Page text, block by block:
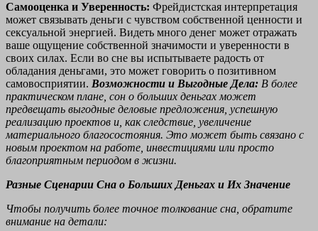
Самооценка и Уверенность: Фрейдистская интерпретация
может связывать деньги с чувством собственной ценности и
сексуальной энергией. Видеть много денег может отражать
ваше ощущение собственной значимости и уверенности в
своих силах. Если во сне вы испытываете радость от
обладания деньгами, это может говорить о позитивном
самовосприятии. Возможности и Выгодные Дела: В более
практическом плане, сон о больших деньгах может
предвещать выгодные деловые предложения, успешную
реализацию проектов и, как следствие, увеличение
материального благосостояния. Это может быть связано с
новым проектом на работе, инвестициями или просто
благоприятным периодом в жизни.
Разные Сценарии Сна о Больших Деньгах и Их Значение
Чтобы получить более точное толкование сна, обратите
внимание на детали: